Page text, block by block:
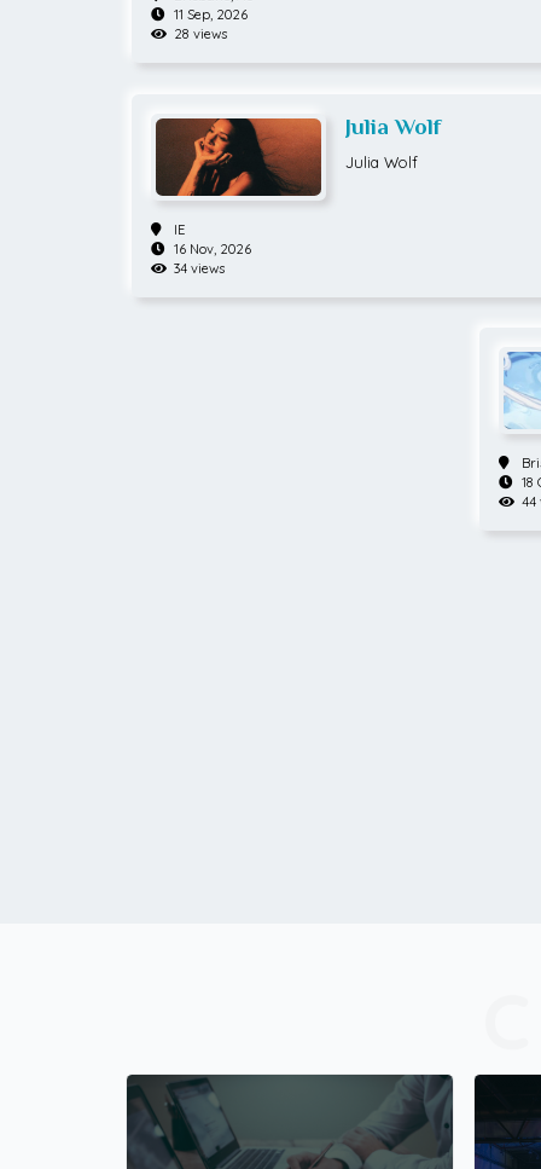
11 Sep, 2026
28 views
Julia Wolf
Julia Wolf
IE
16 Nov, 2026
34 views
18
44